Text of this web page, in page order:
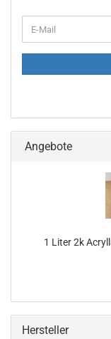
ZUR
E-
Mail
Angebote
1 Liter 2k
Hersteller